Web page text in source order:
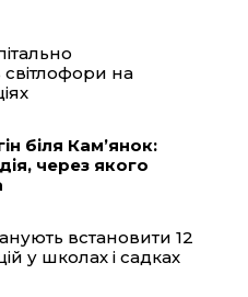
A на
біля Кам’янок:
через якого
встановити 12
у школах і садках